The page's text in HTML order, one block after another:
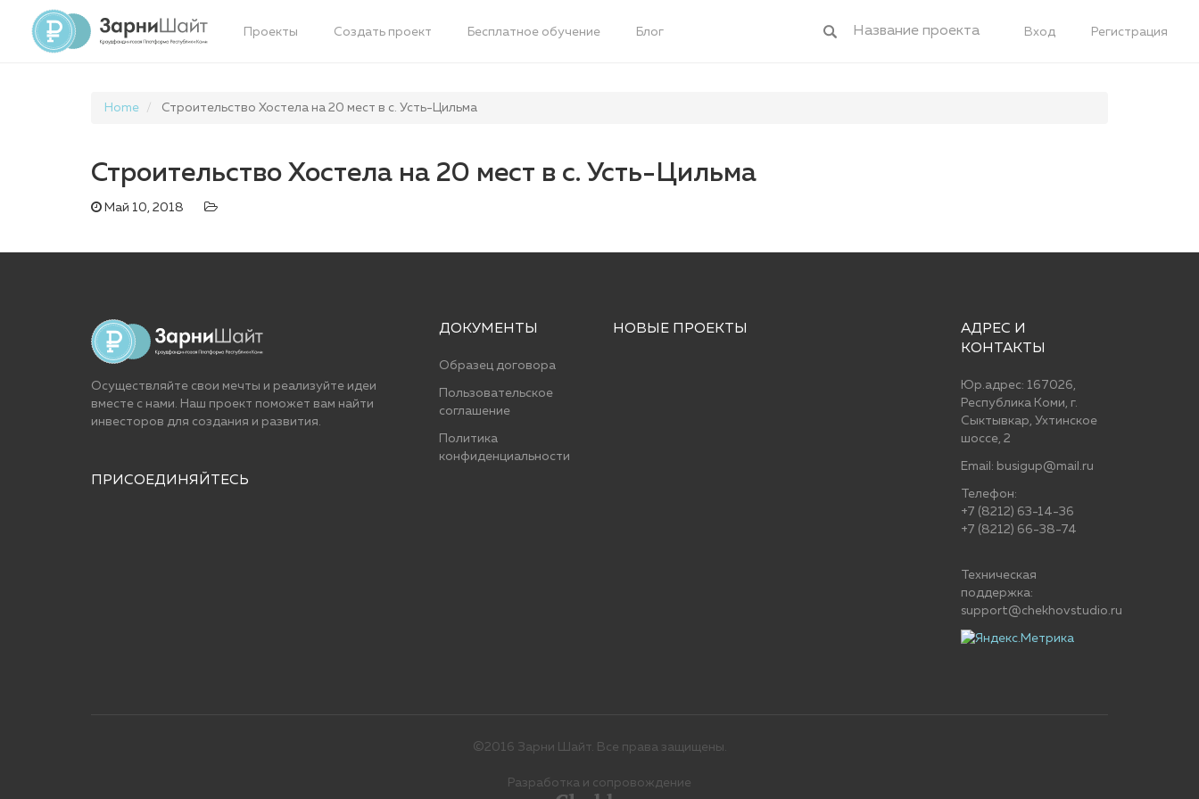
Проекты Создать проект Бесплатное обучение Блог Вход Регистрация
Home Строительство Хостела на 20 мест в с. Усть-Цильма
Строительство Хостела на 20 мест в с. Усть-Цильма
Май 10, 2018
Осуществляйте свои мечты и реализуйте идеи
вместе с нами. Наш проект поможет вам найти
инвесторов для cоздания и развития.
ПРИСОЕДИНЯЙТЕСЬ
ДОКУМЕНТЫ
Образец договора
Пользовательское
соглашение
Политика
конфиденциальности
НОВЫЕ ПРОЕКТЫ
АДРЕС И
КОНТАКТЫ
Юр.адрес: 167026,
Республика Коми, г.
Сыктывкар, Ухтинское
шоссе, 2
Email: busigup@mail.ru
Телефон:
+7 (8212) 63-14-36
+7 (8212) 66-38-74
Техническая
поддержка:
support@chekhovstudio.ru
©2016 Зарни Шайт. Все права защищены.
Разработка и сопровождение